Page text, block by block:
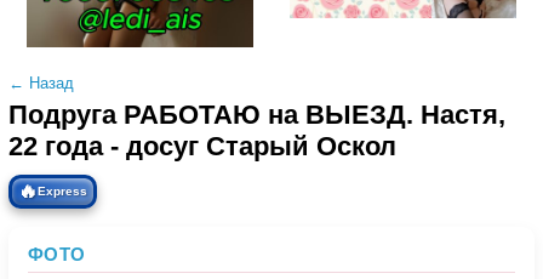
← Назад
Подруга РАБОТАЮ на ВЫЕЗД. Настя,
22 года - досуг Старый Оскол
🔥Express
ФОТО